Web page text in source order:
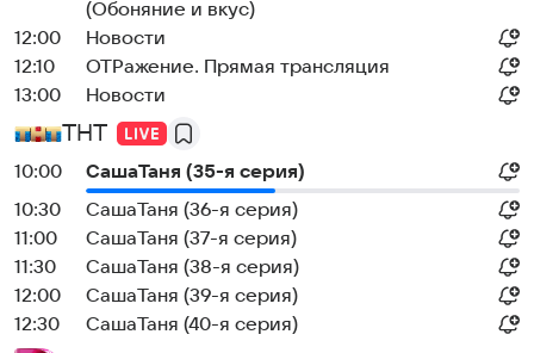
(Обоняние и вкус)
12:00
Новости
12:10
ОТРажение. Прямая трансляция
13:00
Новости
ТНТ
10:00
CaшаТаня (35-я серия)
10:30
CaшаТаня (36-я серия)
11:00
CaшаТаня (37-я серия)
11:30
CaшаТаня (38-я серия)
12:00
CaшаТаня (39-я серия)
12:30
CaшаТаня (40-я серия)